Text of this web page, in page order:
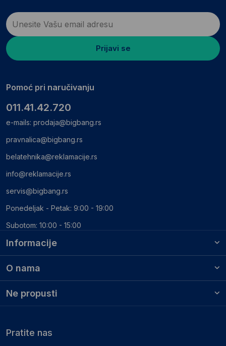
Informacije
O nama
Ne propusti
Prijavi se
Pomoć pri naručivanju
011.41.42.720
e-mails: prodaja@bigbang.rs
pravnalica@bigbang.rs
belatehnika@reklamacije.rs
info@reklamacije.rs
servis@bigbang.rs
Ponedeljak - Petak: 9:00 - 19:00
Subotom: 10:00 - 15:00
Pratite nas